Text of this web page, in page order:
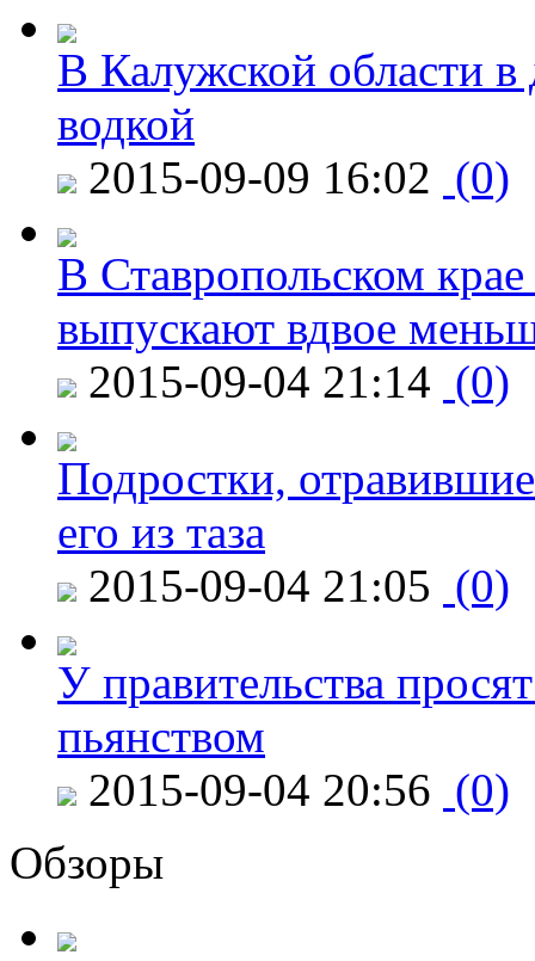
В Калужской области в
водкой
2015-09-09 16:02 (0)
В Ставропольском
выпускают вдвое
2015-09-04 21:14 (0)
Подростки,
его из таза
2015-09-04 21:05 (0)
У правительства
пьянством
2015-09-04 20:56 (0)
Обзоры